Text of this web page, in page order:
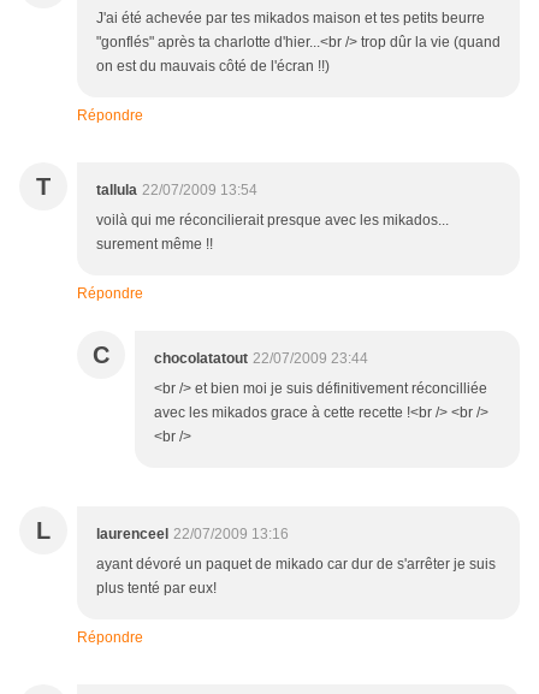
J'ai été achevée par tes mikados maison et tes petits beurre
"gonflés" après ta charlotte d'hier...<br /> trop dûr la vie (quand
on est du mauvais côté de l'écran !!)
Répondre
T tallula 22/07/2009 13:54
voilà qui me réconcilierait presque avec les mikados...
surement même !!
Répondre
C chocolatatout 22/07/2009 23:44
<br /> et bien moi je suis définitivement réconcilliée
avec les mikados grace à cette recette !<br /> <br />
<br />
L laurenceel 22/07/2009 13:16
ayant dévoré un paquet de mikado car dur de s'arrêter je suis
plus tenté par eux!
Répondre